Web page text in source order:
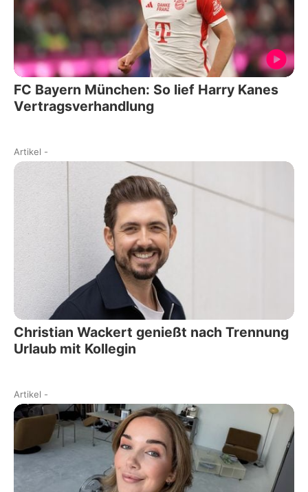
FC Bayern München: So lief Harry Kanes
Vertragsverhandlung
Artikel -
Christian Wackert genießt nach Trennung
Urlaub mit Kollegin
Artikel -